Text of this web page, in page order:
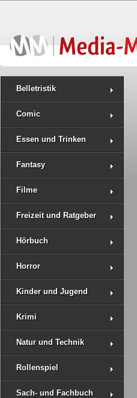
Belletristik
Comic
Essen und Trinken
Fantasy
Filme
Freizeit und Ratgeber
Hörbuch
Horror
Kinder und Jugend
Krimi
Natur und Technik
Rollenspiel
Sach- und Fachbuch